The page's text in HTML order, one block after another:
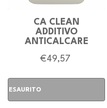
CA CLEAN
ADDITIVO
ANTICALCARE
€49,57